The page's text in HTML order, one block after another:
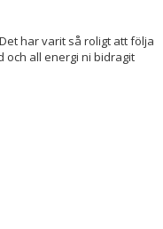
har varit så roligt att följa
och all energi ni bidragit